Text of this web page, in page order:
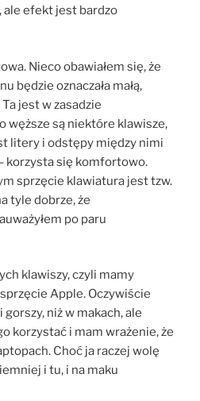
ale efekt jest bardzo
Nieco obawiałem się, że
będzie oznaczała małą,
jest w zasadzie
węższe są niektóre klawisze,
litery i odstępy między nimi
korzysta się komfortowo.
sprzęcie klawiatura jest tzw.
tyle dobrze, że
po paru
klawiszy, czyli mamy
Apple. Oczywiście
niż w makach, ale
korzystać i mam wrażenie, że
Choć ja raczej wolę
i tu, i na maku